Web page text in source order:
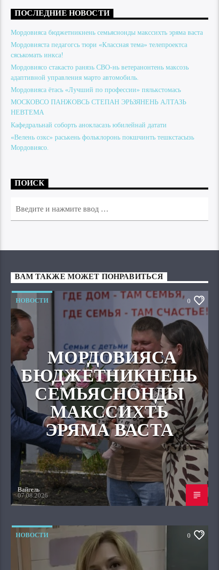
ПОСЛЕДНИЕ НОВОСТИ
Мордовияса бюджетникнень семьяснонды макссихть эряма васта
Мордовияста педагогсь тюри «Классная тема» телепроектса
сяськомать инкса!
Мордовиясо стакасто ранязь СВО-нь ветеранонтень максозь
адаптивной управления марто автомобиль.
Мордовияса ётась «Лучший по профессии» пялькстомась
МОСКОВСО ПАНЖОВСЬ СТЕПАН ЭРЬЗЯНЕНЬ АЛТАЗЬ
НЕВТЕМА
Кафедральнай соборть анокласазь юбилейнай датати
«Велень озкс» раськень фольклоронь покшчинть тешкстасызь
Мордовиясо.
ПОИСК
ВАМ ТАКЖЕ МОЖЕТ ПОНРАВИТЬСЯ
НОВОСТИ 0
МОРДОВИЯСА
БЮДЖЕТНИКНЕНЬ
СЕМЬЯСНОНДЫ
МАКССИХТЬ
ЭРЯМА ВАСТА
Вайгель
07.08.2026
НОВОСТИ 0